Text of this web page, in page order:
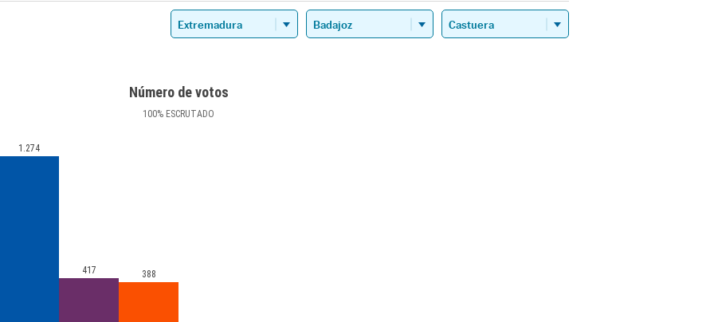
Número de votos
100% ESCRUTADO
1.274
417 388